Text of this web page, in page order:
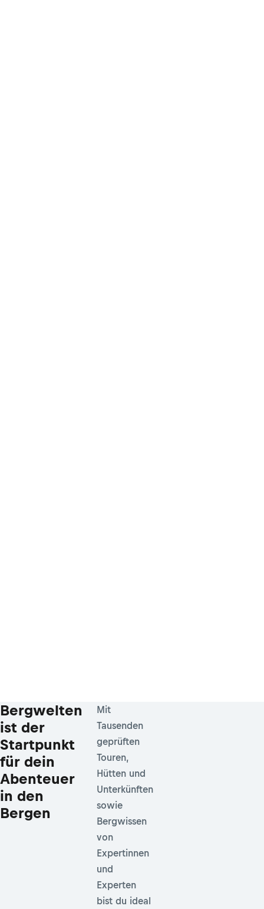
Bergwelten
ist der
Startpunkt
für dein
Abenteuer
in den
Bergen
Mit
Tausenden
geprüften
Touren,
Hütten und
Unterkünften
sowie
Bergwissen
von
Expertinnen
und
Experten
bist du ideal